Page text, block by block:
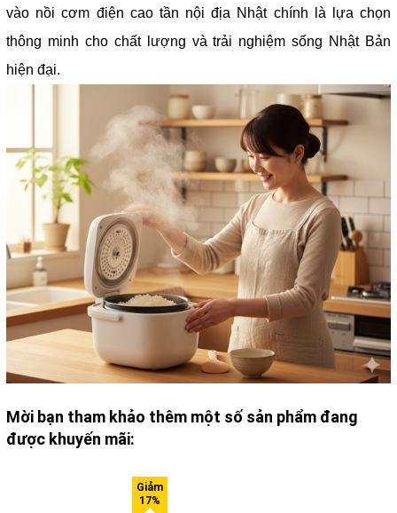
vào nồi cơm điện cao tần nội địa Nhật chính là lựa chọn
thông minh cho chất lượng và trải nghiệm sống Nhật Bản
hiện đại.
Mời bạn tham khảo thêm một số sản phẩm đang
được khuyến mãi: